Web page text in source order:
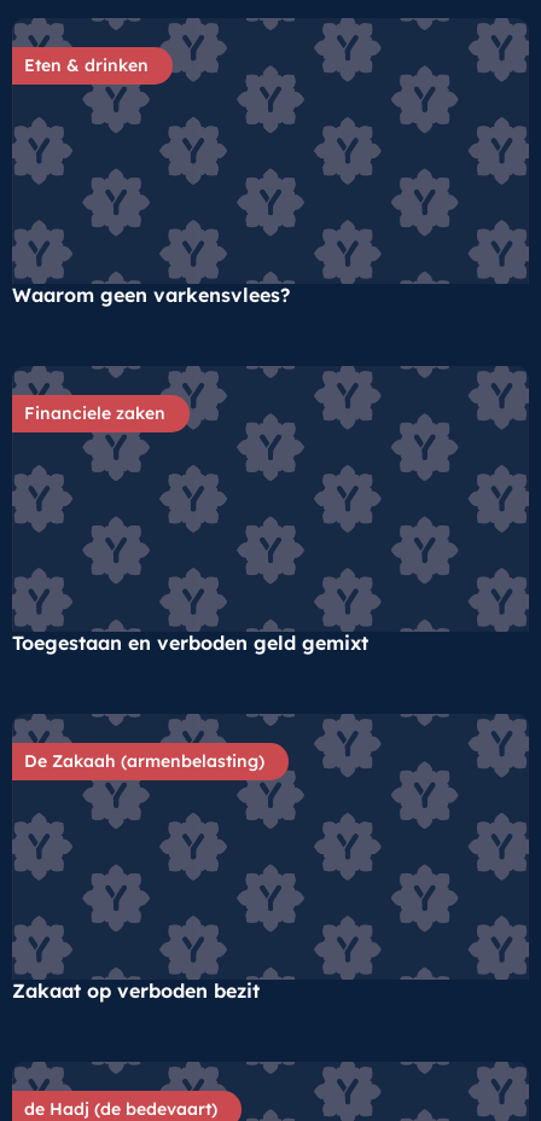
Eten & drinken
Waarom geen varkensvlees?
Financiele zaken
Toegestaan en verboden geld gemixt
De Zakaah (armenbelasting)
Zakaat op verboden bezit
de Hadj (de bedevaart)